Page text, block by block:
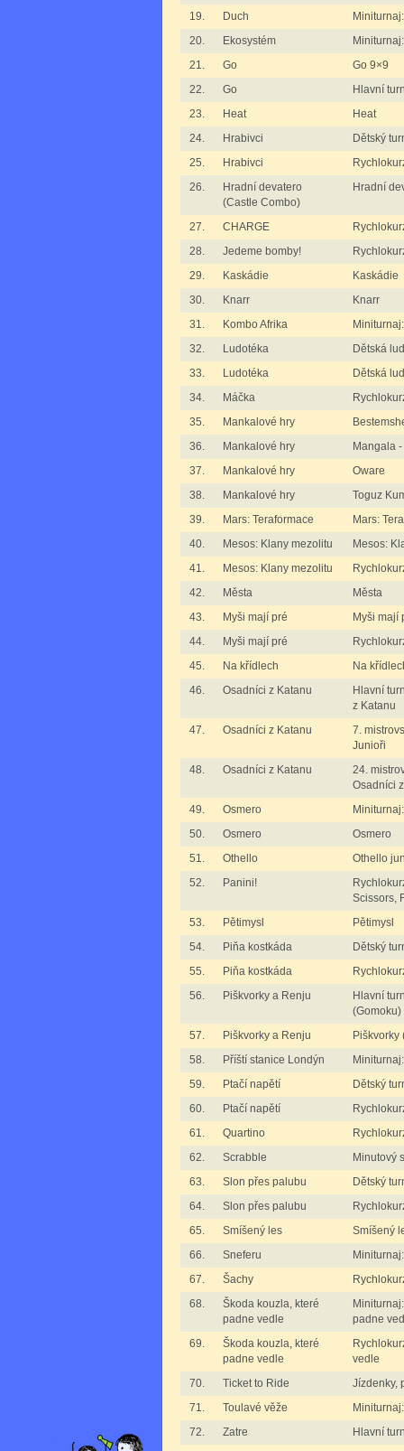
19.
Duch
20.
Ekosystém
21.
Go
Go 9×9
22.
Go
Hlavní
23.
Heat
Heat
24.
Hrabivci
Dětský
25.
Hrabivci
26.
Hradní devatero
(Castle Combo)
Hradní
27. CHARGE
28.
Jedeme bomby!
29.
Kaskádie
Kaskádie
30.
Knarr
Knarr
31.
Kombo Afrika
32.
Ludotéka
Dětská
33.
Ludotéka
Dětská
34.
Máčka
35.
Mankalové hry
36.
Mankalové hry
Mangala
37.
Mankalové hry
Oware
38.
Mankalové hry
Toguz
39.
Mars: Teraformace
Mars:
40.
Mesos: Klany mezolitu
Mesos:
41.
Mesos: Klany mezolitu
42.
Města
Města
43.
Myši mají pré
Myši mají
44.
Myši mají pré
45.
Na křídlech
Na
46.
Osadníci z Katanu
Hlavní
z Katanu
47.
Osadníci z Katanu
7.
Junioři
48.
Osadníci z Katanu
24.
Osadníci
49.
Osmero
50.
Osmero
Osmero
51.
Othello
Othello
52.
Panini!
Scissors,
53.
Pětimysl
Pětimysl
54.
Piňa kostkáda
Dětský
55.
Piňa kostkáda
56.
Piškvorky a Renju
Hlavní
(Gomoku)
57.
Piškvorky a Renju
Piškvorky
58.
Příští stanice Londýn
59.
Ptačí napětí
Dětský
60.
Ptačí napětí
61.
Quartino
62.
Scrabble
Minutový
63.
Slon přes palubu
Dětský
64.
Slon přes palubu
65.
Smíšený les
Smíšený
66.
Sneferu
67.
Šachy
68.
Škoda kouzla, které
padne vedle
padne
69.
Škoda kouzla, které
padne vedle
vedle
70.
Ticket to Ride
Jízdenky,
71.
Toulavé věže
72.
Zatre
Hlavní